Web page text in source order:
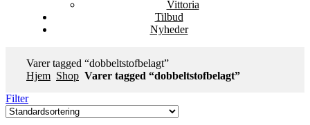
Vittoria
Tilbud
Nyheder
Varer tagged “dobbeltstofbelagt”
Hjem Shop Varer tagged “dobbeltstofbelagt”
Filter